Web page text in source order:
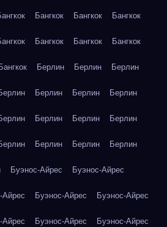
Бангкок Бангкок Бангкок
Бангкок Бангкок Бангкок
Бангкок Берлин Берлин Берлин
Берлин Берлин Берлин
Берлин Берлин Берлин
Берлин Берлин Берлин
Буэнос-Айрес Буэнос-Айрес
Айрес Буэнос-Айрес Буэнос-Айрес
Айрес Буэнос-Айрес Буэнос-Айрес